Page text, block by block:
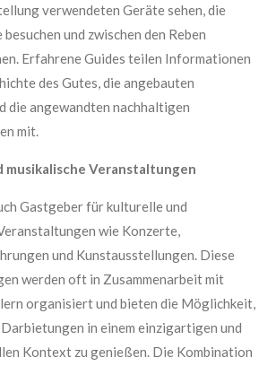
verwendeten Geräte sehen, die
und zwischen den Reben
Erfahrene Guides teilen Informationen
des Gutes, die angebauten
die angewandten nachhaltigen
mit.
musikalische Veranstaltungen
Gastgeber für kulturelle und
wie Konzerte,
und Kunstausstellungen. Diese
werden oft in Zusammenarbeit mit
organisiert und bieten die Möglichkeit,
in einem einzigartigen und
Kontext zu genießen. Die Kombination